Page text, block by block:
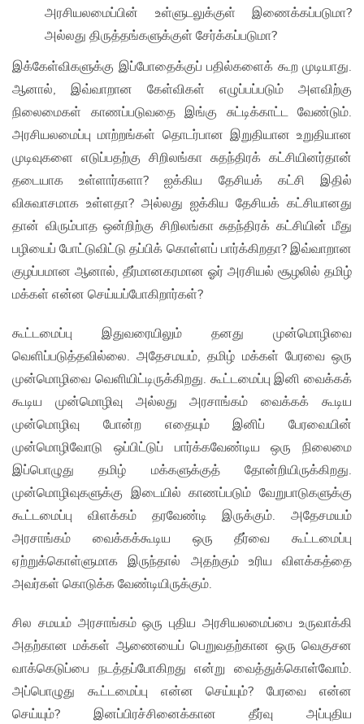
அரசியலமைப்பின் உள்ளுடலுக்குள் இணைக்கப்படுமா?
அல்லது திருத்தங்களுக்குள் சேர்க்கப்படுமா?
இக்கேள்விகளுக்கு இப்போதைக்குப் பதில்களைக் கூற முடியாது.
ஆனால், இவ்வாறான கேள்விகள் எழுப்பப்படும் அளவிற்கு
நிலைமைகள் காணப்படுவதை இங்கு சுட்டிக்காட்ட வேண்டும்.
அரசியலமைப்பு மாற்றங்கள் தொடர்பான இறுதியான உறுதியான
முடிவுகளை எடுப்பதற்கு சிறிலங்கா சுதந்திரக் கட்சியினர்தான்
தடையாக உள்ளார்களா? ஐக்கிய தேசியக் கட்சி இதில்
விசுவாசமாக உள்ளதா? அல்லது ஐக்கிய தேசியக் கட்சியானது
தான் விரும்பாத ஒன்றிற்கு சிறிலங்கா சுதந்திரக் கட்சியின் மீது
பழியைப் போட்டுவிட்டு தப்பிக் கொள்ளப் பார்க்கிறதா? இவ்வாறான
குழப்பமான ஆனால், தீர்மானகரமான ஓர் அரசியல் சூழலில் தமிழ்
மக்கள் என்ன செய்யப்போகிறார்கள்?
கூட்டமைப்பு இதுவரையிலும் தனது முன்மொழிவை
வெளிப்படுத்தவில்லை. அதேசமயம், தமிழ் மக்கள் பேரவை ஒரு
முன்மொழிவை வெளியிட்டிருக்கிறது. கூட்டமைப்பு இனி வைக்கக்
கூடிய முன்மொழிவு அல்லது அரசாங்கம் வைக்கக் கூடிய
முன்மொழிவு போன்ற எதையும் இனிப் பேரவையின்
முன்மொழிவோடு ஒப்பிட்டுப் பார்க்கவேண்டிய ஒரு நிலைமை
இப்பொழுது தமிழ் மக்களுக்குத் தோன்றியிருக்கிறது.
முன்மொழிவுகளுக்கு இடையில் காணப்படும் வேறுபாடுகளுக்கு
கூட்டமைப்பு விளக்கம் தரவேண்டி இருக்கும். அதேசமயம்
அரசாங்கம் வைக்கக்கூடிய ஒரு தீர்வை கூட்டமைப்பு
ஏற்றுக்கொள்ளுமாக இருந்தால் அதற்கும் உரிய விளக்கத்தை
அவர்கள் கொடுக்க வேண்டியிருக்கும்.
சில சமயம் அரசாங்கம் ஒரு புதிய அரசியலமைப்பை உருவாக்கி
அதற்கான மக்கள் ஆணையைப் பெறுவதற்கான ஒரு வெகுசன
வாக்கெடுப்பை நடத்தப்போகிறது என்று வைத்துக்கொள்வோம்.
அப்பொழுது கூட்டமைப்பு என்ன செய்யும்? பேரவை என்ன
செய்யும்? இனப்பிரச்சினைக்கான தீர்வு அப்புதிய